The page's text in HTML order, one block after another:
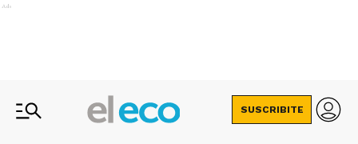
Ads
SUSCRIBITE